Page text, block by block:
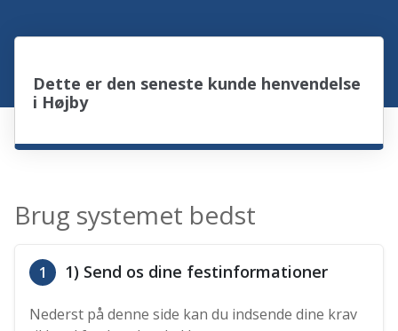
Dette er den seneste kunde henvendelse
i Højby
Brug systemet bedst
1 1) Send os dine festinformationer
Nederst på denne side kan du indsende dine krav